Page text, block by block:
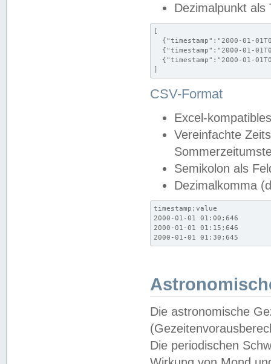
Dezimalpunkt als
[
{"timestamp":"2000-01-
{"timestamp":"2000-01-
{"timestamp":"2000-01-
]
CSV-Format
Excel-
Vereinfachte
Semikolon als
Dezimalkomma
timestamp;value
2000-01-01 01:00;646
2000-01-01 01:15;646
2000-01-01 01:30;645
Die astronomische
Die periodischen